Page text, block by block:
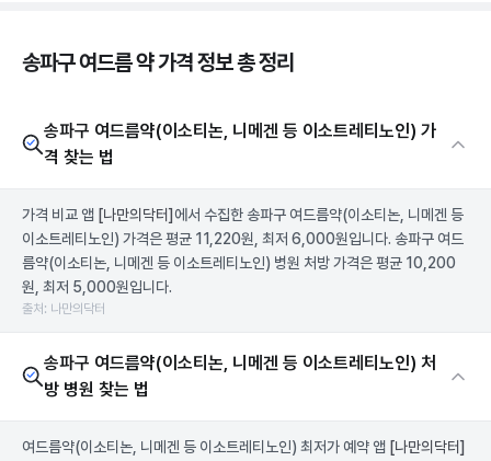
송파구 여드름 약 가격 정보 총 정리
송파구 여드름약(이소티논, 니메겐 등 이소트레티노인) 가
격 찾는 법
가격 비교 앱 [나만의닥터] 에서 수집한 송파구 여드름약(이소티논, 니메겐 등
이소트레티노인) 가격은 평균 11,220원, 최저 6,000원입니다. 송파구 여드
름약(이소티논, 니메겐 등 이소트레티노인) 병원 처방 가격은 평균 10,200
원, 최저 5,000원입니다.
출처: 나만의닥터
송파구 여드름약(이소티논, 니메겐 등 이소트레티노인) 처
방 병원 찾는 법
여드름약(이소티논, 니메겐 등 이소트레티노인) 최저가 예약 앱 [나만의닥터]